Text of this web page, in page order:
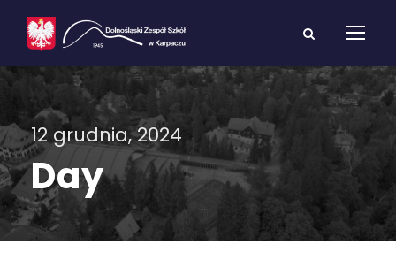
12 grudnia, 2024
Day